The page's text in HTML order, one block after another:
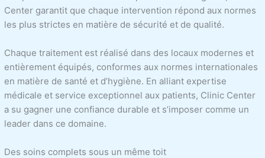
Center garantit que chaque intervention répond aux normes
les plus strictes en matière de sécurité et de qualité.
Chaque traitement est réalisé dans des locaux modernes et
entièrement équipés, conformes aux normes internationales
en matière de santé et d’hygiène. En alliant expertise
médicale et service exceptionnel aux patients, Clinic Center
a su gagner une confiance durable et s’imposer comme un
leader dans ce domaine.
Des soins complets sous un même toit